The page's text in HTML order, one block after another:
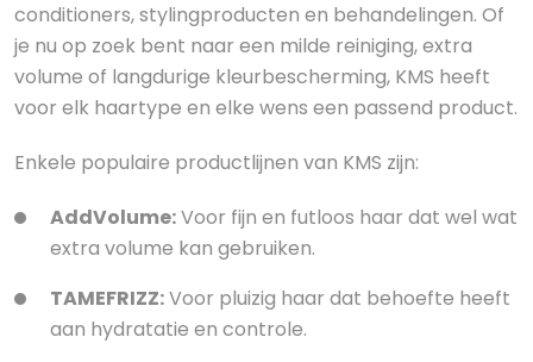
conditioners, stylingproducten en behandelingen. Of
je nu op zoek bent naar een milde reiniging, extra
volume of langdurige kleurbescherming, KMS heeft
voor elk haartype en elke wens een passend product.
Enkele populaire productlijnen van KMS zijn:
AddVolume:Voor fijn en futloos haar dat wel wat
extra volume kan gebruiken.
TAMEFRIZZ:Voor pluizig haar dat behoefte heeft
aan hydratatie en controle.